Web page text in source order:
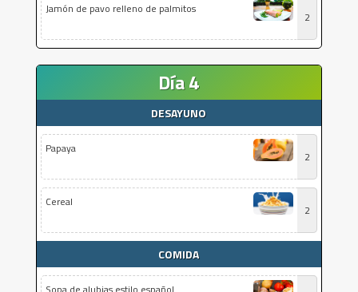
Jamón de pavo relleno de palmitos
2
Día 4
DESAYUNO
Papaya
2
Cereal
2
COMIDA